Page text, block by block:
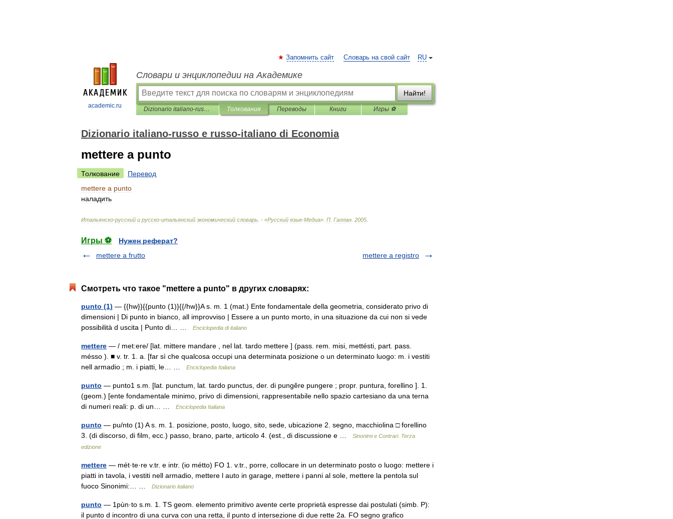
academic.ru
RU
Запомнить сайт Словарь на свой сайт
Словари и энциклопедии на Академике
Найти!
Dizionario italiano-russo e russo-italiano di Economia Толкования Переводы Книги Игры ⚽
Dizionario italiano-russo e russo-italiano di Economia
mettere a punto
Толкование
Перевод
mettere a punto
наладить
Итальянско-русский и русско-итальянский экономический словарь . - «Русский язык-Медиа» П Галлан 2005
Игры ⚽
Нужен реферат?
mettere a frutto
mettere a registro
Смотреть что такое "mettere a punto" в других словарях:
punto (1) — {{hw}}{{punto (1)}{{/hw}}A s. m. 1 (mat.) Ente fondamentale della geometria, considerato privo di
dimensioni | Di punto in bianco, all improvviso | Essere a un punto morto, in una situazione da cui non si vede
possibilità d uscita | Punto di… …
Enciclopedia di italiano
mettere — / met:ere/ [lat. mittere mandare , nel lat. tardo mettere ] (pass. rem. misi, mettésti, part. pass.
mésso ). ■ v. tr. 1. a. [far sì che qualcosa occupi una determinata posizione o un determinato luogo: m. i vestiti
nell armadio ; m. i piatti, le… …
Enciclopedia Italiana
punto — punto1 s.m. [lat. punctum, lat. tardo punctus, der. di pungĕre pungere ; propr. puntura, forellino ]. 1.
(geom.) [ente fondamentale minimo, privo di dimensioni, rappresentabile nello spazio cartesiano da una terna
di numeri reali: p. di un… …
Enciclopedia Italiana
punto — pu/nto (1) A s. m. 1. posizione, posto, luogo, sito, sede, ubicazione 2. segno, macchiolina □ forellino
3. (di discorso, di film, ecc.) passo, brano, parte, articolo 4. (est., di discussione e …
Sinonimi e Contrari. Terza
edizione
mettere — mét·te·re v.tr. e intr. (io métto) FO 1. v.tr., porre, collocare in un determinato posto o luogo: mettere i
piatti in tavola, i vestiti nell armadio, mettere l auto in garage, mettere i panni al sole, mettere la pentola sul
fuoco Sinonimi:… …
Dizionario italiano
punto — 1pùn·to s.m. 1. TS geom. elemento primitivo avente certe proprietà espresse dai postulati (simb. P):
il punto d incontro di una curva con una retta, il punto d intersezione di due rette 2a. FO segno grafico